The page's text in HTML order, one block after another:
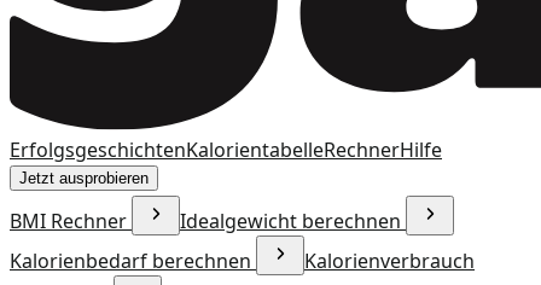
ErfolgsgeschichtenKalorientabelleRechnerHilfe
Jetzt ausprobieren
BMI Rechner
Idealgewicht berechnen
Kalorienbedarf berechnen
Kalorienverbrauch